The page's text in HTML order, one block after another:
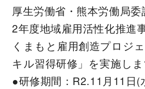
厚生労働省・熊本労働局委
2年度地域雇用活性化推進
くまもと雇用創造プロジ
キル習得研修」を実施しま
●研修期間：R2.11月11日(